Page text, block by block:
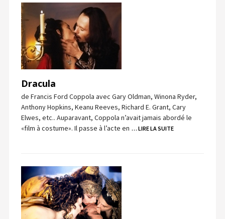
Dracula
de Francis Ford Coppola avec Gary Oldman, Winona Ryder,
Anthony Hopkins, Keanu Reeves, Richard E. Grant, Cary
Elwes, etc.. Auparavant, Coppola n’avait jamais abordé le
«film à costume». Il passe à l’acte en … LIRE LA SUITE